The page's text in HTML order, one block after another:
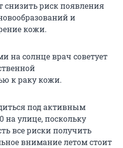
снизить риск появления
и
кожи.
на солнце врач советует
к раку кожи.
под активным
на улице, поскольку
все риски получить
внимание летом стоит